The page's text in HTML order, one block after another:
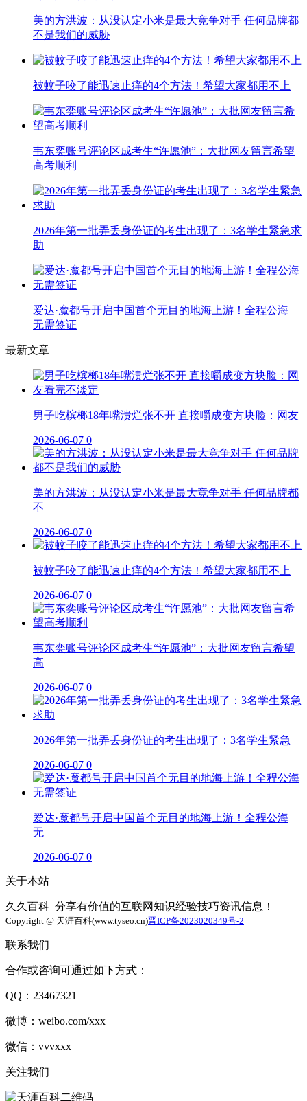
美的方洪波：从没认定小米是最大竞争对手 任何品牌都
不是我们的威胁
被蚊子咬了能迅速止痒的4个方法！希望大家都用不上
韦东奕账号评论区成考生“许愿池”：大批网友留言希望
高考顺利
2026年第一批弄丢身份证的考生出现了：3名学生紧急求
助
爱达·魔都号开启中国首个无目的地海上游！全程公海
无需签证
最新文章
男子吃槟榔18年嘴溃烂张不开 直接嚼成变方块脸：网友
2026-06-07 0
美的方洪波：从没认定小米是最大竞争对手 任何品牌都
不
2026-06-07 0
被蚊子咬了能迅速止痒的4个方法！希望大家都用不上
2026-06-07 0
韦东奕账号评论区成考生“许愿池”：大批网友留言希望
高
2026-06-07 0
2026年第一批弄丢身份证的考生出现了：3名学生紧急
2026-06-07 0
爱达·魔都号开启中国首个无目的地海上游！全程公海
无
2026-06-07 0
关于本站
久久百科_分享有价值的互联网知识经验技巧资讯信息！
Copyright @ 天涯百科(www.tyseo.cn)晋ICP备2023020349号-2
联系我们
合作或咨询可通过如下方式：
QQ：23467321
微博：weibo.com/xxx
微信：vvvxxx
关注我们